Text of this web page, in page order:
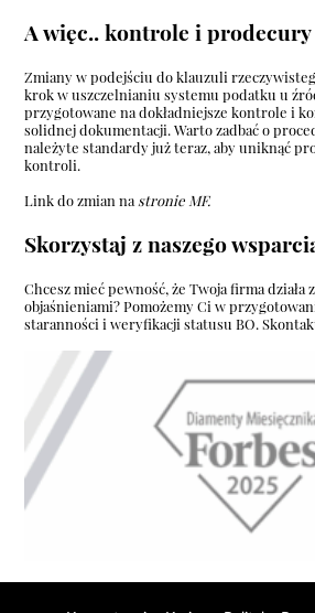
A więc.. kontrole i prodecury
Zmiany w podejściu do klauzuli
krok w uszczelnianiu systemu podatku u
przygotowane na dokładniejsze kontrole i
solidnej dokumentacji. Warto zadbać o
należyte standardy już teraz, aby uniknąć
kontroli.
Link do zmian na stronie MF.
Skorzystaj z naszego
Chcesz mieć pewność, że Twoja firma działa
objaśnieniami? Pomożemy Ci w
staranności i weryfikacji statusu BO.